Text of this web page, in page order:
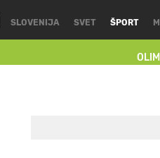
SLOVENIJA SVET ŠPORT